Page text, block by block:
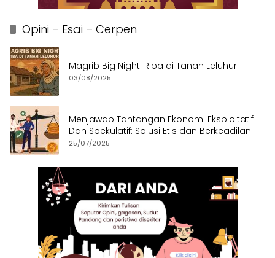
Opini – Esai – Cerpen
Magrib Big Night: Riba di Tanah Leluhur
03/08/2025
Menjawab Tantangan Ekonomi Eksploitatif
Dan Spekulatif: Solusi Etis dan Berkeadilan
25/07/2025